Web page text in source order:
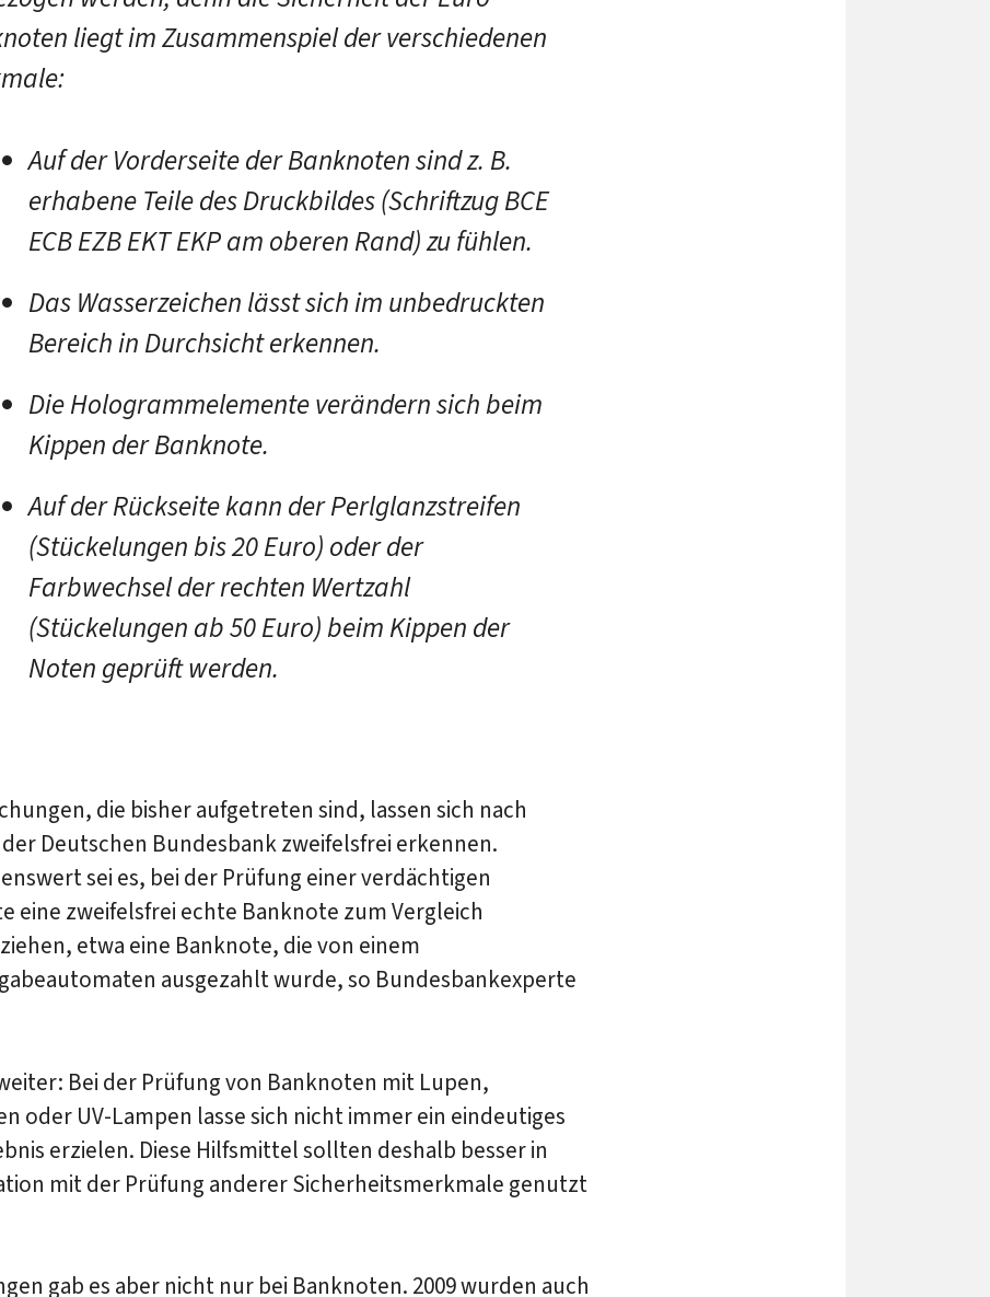
liegt im Zusammenspiel der verschiedenen
Auf der Vorderseite der Banknoten sind z. B.
erhabene Teile des Druckbildes (SchriftzugBCE
ECB EZB EKT EKPam oberen Rand) zu fühlen.
Das Wasserzeichen lässt sich im unbedruckten
Bereich in Durchsicht erkennen.
Die Hologrammelemente verändern sich beim
Kippen der Banknote.
Auf der Rückseite kann der Perlglanzstreifen
(Stückelungen bis 20 Euro) oder der
Farbwechsel der rechten Wertzahl
(Stückelungen ab 50 Euro) beim Kippen der
Noten geprüft werden.
die bisher aufgetreten sind, lassen sich nach
der Deutschen Bundesbank zweifelsfrei erkennen.
sei es, bei der Prüfung einer verdächtigen
eine zweifelsfrei echte Banknote zum Vergleich
etwa eine Banknote, die von einem
ausgezahlt wurde, so Bundesbankexperte
Bei der Prüfung von Banknoten mit Lupen,
oder UV-Lampen lasse sich nicht immer ein eindeutiges
erzielen. Diese Hilfsmittel sollten deshalb besser in
mit der Prüfung anderer Sicherheitsmerkmale genutzt
gab es aber nicht nur bei Banknoten. 2009 wurden auch